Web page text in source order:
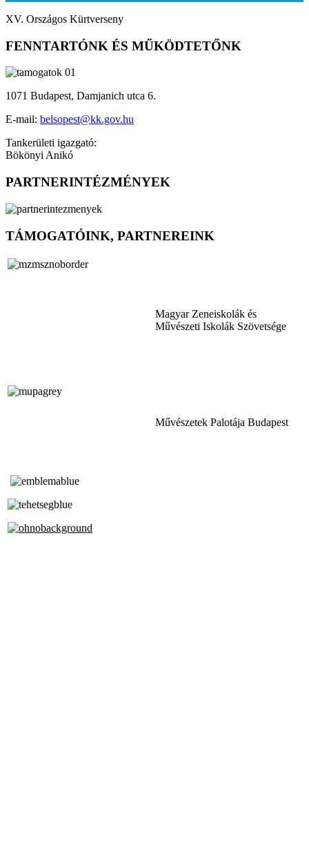
XV. Országos Kürtverseny
FENNTARTÓNK ÉS MŰKÖDTETŐNK
1071 Budapest, Damjanich utca 6.
E-mail: belsopest@kk.gov.hu
Tankerületi igazgató:
Bökönyi Anikó
PARTNERINTÉZMÉNYEK
TÁMOGATÓINK, PARTNEREINK
Magyar Zeneiskolák és
Művészeti Iskolák Szövetsége
Művészetek Palotája Budapest